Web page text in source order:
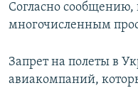
Согласно сообщению,
многочисленным
Запрет на полеты в
авиакомпаний,